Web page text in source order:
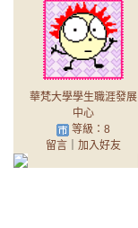
華梵大學學生職涯發展
中心
等級：8
留言｜ 加入好友